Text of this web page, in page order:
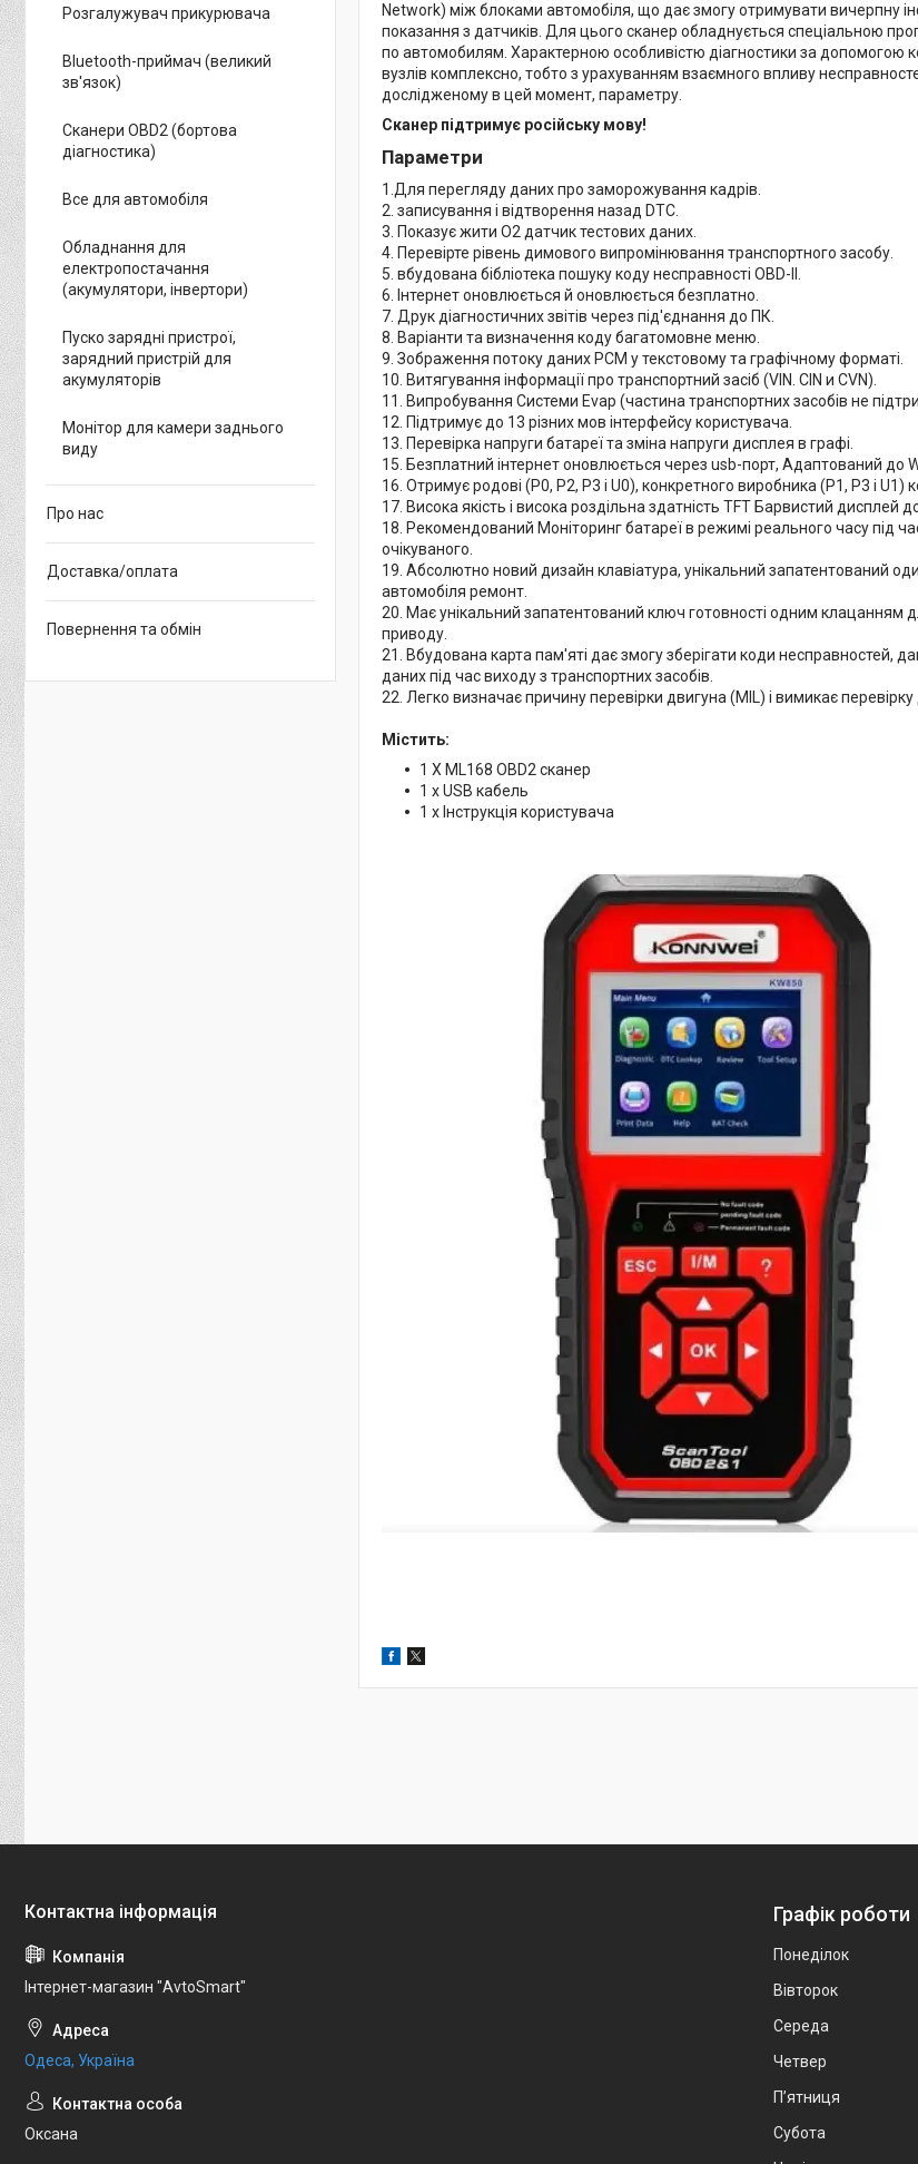
Network) між блоками автомобіля, що дає змогу отримувати вичерпну
показання з датчиків. Для цього сканер обладнується спеціальною
по автомобилям. Характерною особливістю діагностики за допомогою
вузлів комплексно, тобто з урахуванням взаємного впливу
дослідженому в цей момент, параметру.
Сканер підтримує російську мову!
Параметри
1.Для перегляду даних про заморожування кадрів.
2. записування і відтворення назад DTC.
3. Показує жити O2 датчик тестових даних.
4. Перевірте рівень димового випромінювання транспортного засобу.
5. вбудована бібліотека пошуку коду несправності OBD-II.
6. Інтернет оновлюється й оновлюється безплатно.
7. Друк діагностичних звітів через під'єднання до ПК.
8. Варіанти та визначення коду багатомовне меню.
9. Зображення потоку даних PCM у текстовому та графічному форматі.
10. Витягування інформації про транспортний засіб (VIN. CIN и CVN).
11. Випробування Системи Evap (частина транспортних засобів не
12. Підтримує до 13 різних мов інтерфейсу користувача.
13. Перевірка напруги батареї та зміна напруги дисплея в графі.
15. Безплатний інтернет оновлюється через usb-порт, Адаптований до
16. Отримує родові (P0, P2, P3 і U0), конкретного виробника (P1, P3 і U1)
17. Висока якість і висока роздільна здатність TFT Барвистий
18. Рекомендований Моніторинг батареї в режимі реального часу під
очікуваного.
19. Абсолютно новий дизайн клавіатура, унікальний запатентований
автомобіля ремонт.
20. Має унікальний запатентований ключ готовності одним клацанням
приводу.
21. Вбудована карта пам'яті дає змогу зберігати коди несправностей,
даних під час виходу з транспортних засобів.
22. Легко визначає причину перевірки двигуна (MIL) і вимикає
Містить:
1 X ML168 OBD2 сканер
1 х USB кабель
1 х Інструкція користувача
Розгалужувач прикурювача
Bluetooth-приймач (великий
зв'язок)
Сканери OBD2 (бортова
діагностика)
Все для автомобіля
Обладнання для
електропостачання
(акумулятори, інвертори)
Пуско зарядні пристрої,
зарядний пристрій для
акумуляторів
Монітор для камери заднього
виду
Про нас
Доставка/оплата
Повернення та обмін
Інтернет-магазин "AvtoSmart"
Одеса, Україна
Оксана
Графік роботи
Понеділок
Вівторок
Середа
Четвер
Пʼятниця
Субота